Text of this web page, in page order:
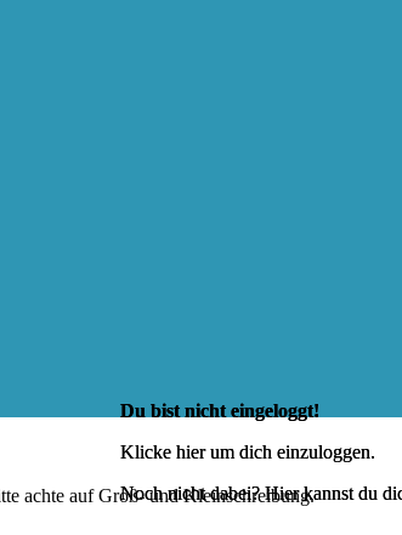
Du bist nicht eingeloggt!
Klicke hier um dich einzuloggen.
Noch nicht dabei? Hier kannst du
achte auf Groß- und Kleinschreibung.